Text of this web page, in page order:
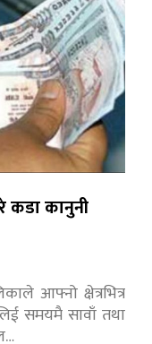
कानुनी
आफ्नो क्षेत्रभित्र
समयमै सावाँ तथा